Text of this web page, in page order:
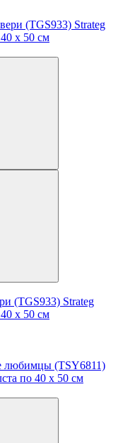
(TGS933) Strateg
х 50 см